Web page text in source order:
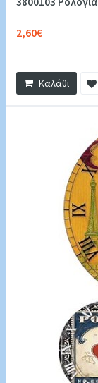
2,60€
Καλάθι